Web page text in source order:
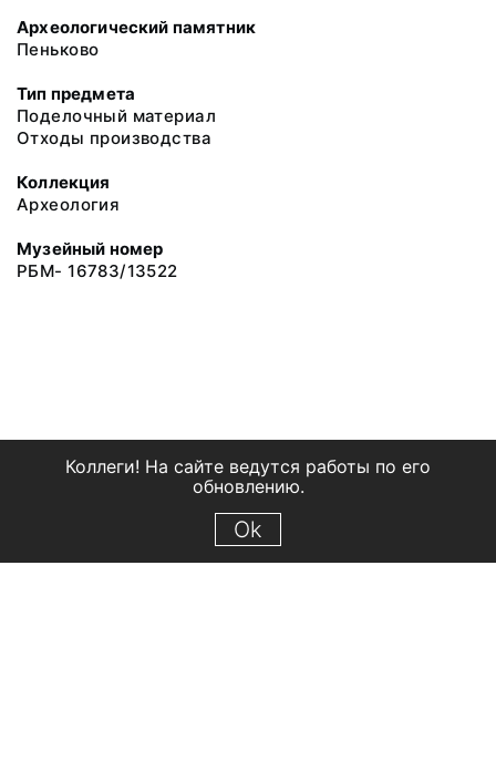
Археологический памятник
Пеньково
Тип предмета
Поделочный материал
Отходы производства
Коллекция
Археология
Музейный номер
РБМ- 16783/13522
Коллеги! На сайте ведутся работы по его
обновлению.
Ok